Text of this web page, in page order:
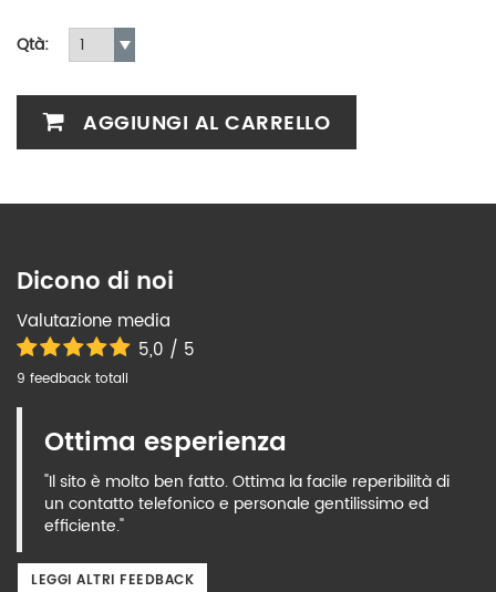
Qtà:
AGGIUNGI AL CARRELLO
Dicono di noi
Valutazione media
5,0 / 5
9 feedback totali
Ottima esperienza
"Il sito è molto ben fatto. Ottima la facile reperibilità di
un contatto telefonico e personale gentilissimo ed
efficiente."
LEGGI ALTRI FEEDBACK